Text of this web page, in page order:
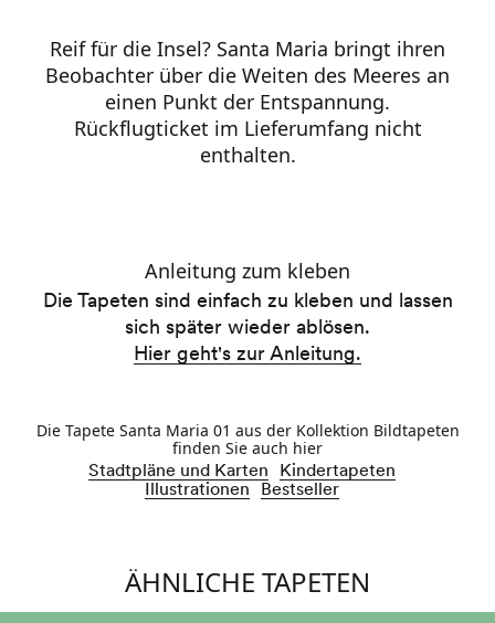
Reif für die Insel? Santa Maria bringt ihren
Beobachter über die Weiten des Meeres an
einen Punkt der Entspannung.
Rückflugticket im Lieferumfang nicht
enthalten.
Die Tapeten sind einfach zu kleben und lassen
sich später wieder ablösen.
Hier geht's zur Anleitung.
Die Tapete Santa Maria 01 aus der Kollektion Bildtapeten
finden Sie auch hier
Stadtpläne und Karten
Kindertapeten
Illustrationen
Bestseller
ÄHNLICHE TAPETEN